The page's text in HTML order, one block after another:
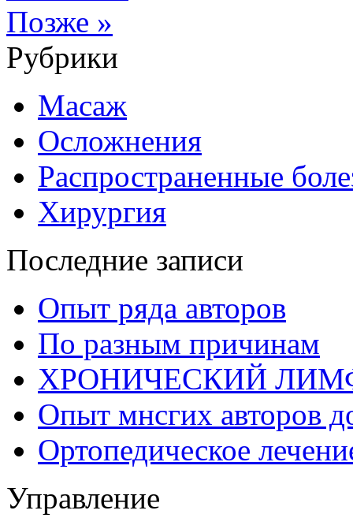
Позже »
Рубрики
Масаж
Осложнения
Распространенные
Хирургия
Последние записи
Опыт ряда авторов
По разным причинам
ХРОНИЧЕСКИЙ
Опыт мнсгих авторов
Ортопедическое
Управление